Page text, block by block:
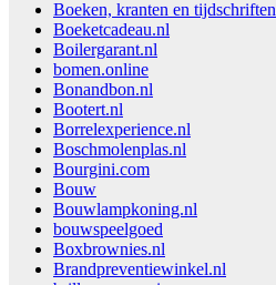
Boeken, kranten en tijdschriften
Boeketcadeau.nl
Boilergarant.nl
bomen.online
Bonandbon.nl
Bootert.nl
Borrelexperience.nl
Boschmolenplas.nl
Bourgini.com
Bouw
Bouwlampkoning.nl
bouwspeelgoed
Boxbrownies.nl
Brandpreventiewinkel.nl